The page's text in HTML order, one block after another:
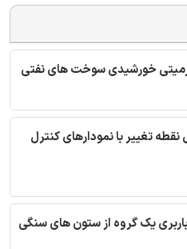
خورشیدی سوخت های نفتی
تغییر با نمودارهای کنترل
یک گروه از ستون های سنگی